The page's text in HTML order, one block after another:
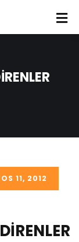
11, 2012